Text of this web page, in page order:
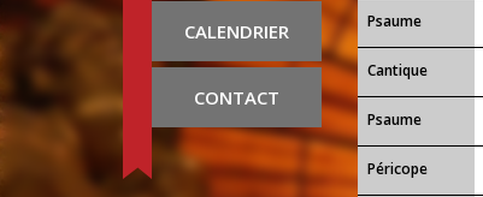
CALENDRIER
CONTACT
Psaume
Cantique
Psaume
Péricope